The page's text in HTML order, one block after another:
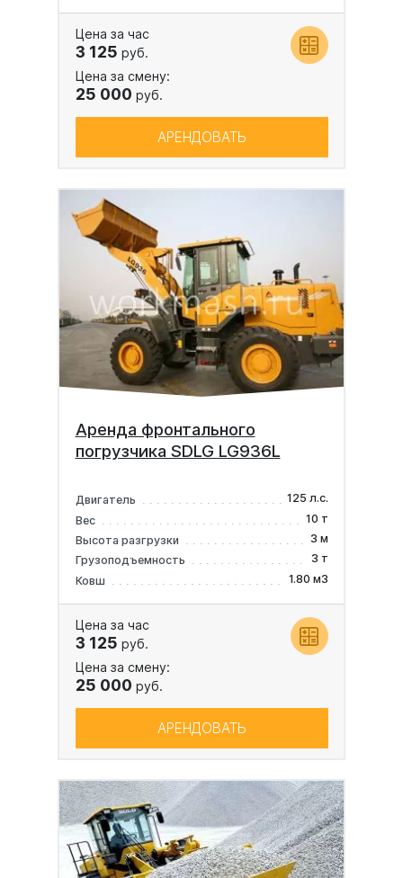
Цена за час
3 125 руб.
Цена за смену:
25 000 руб.
АРЕНДОВАТЬ
Аренда фронтального
погрузчика SDLG LG936L
Двигатель
125 л.с.
Вес
10 т
Высота разгрузки
3 м
Грузоподъемность
3 т
Ковш
1.80 м3
Цена за час
3 125 руб.
Цена за смену:
25 000 руб.
АРЕНДОВАТЬ